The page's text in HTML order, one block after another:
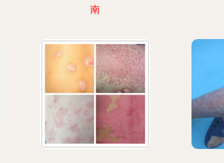
南